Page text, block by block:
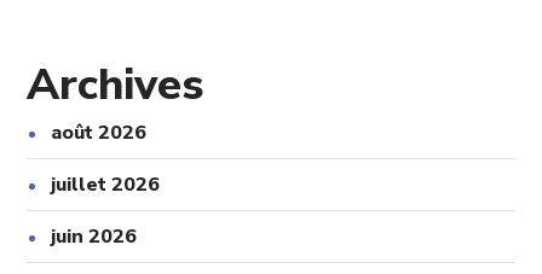
Archives
août 2026
juillet 2026
juin 2026